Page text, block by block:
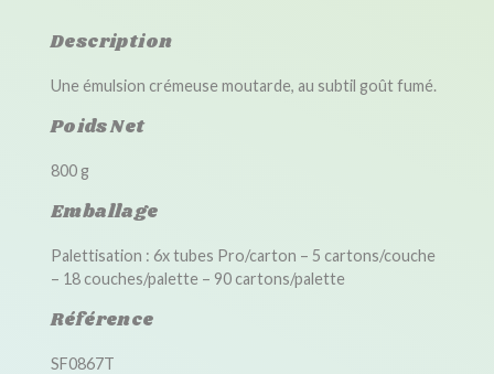
Description
Une émulsion crémeuse moutarde, au subtil goût fumé.
Poids Net
800 g
Emballage
Palettisation : 6x tubes Pro/carton – 5 cartons/couche
– 18 couches/palette – 90 cartons/palette
Référence
SF0867T